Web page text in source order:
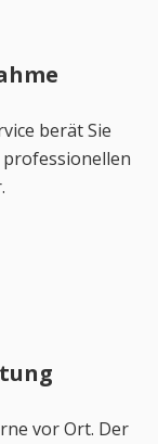
berät Sie
vor Ort. Der